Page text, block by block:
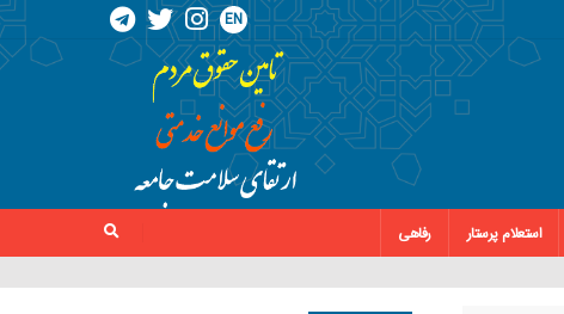
EN
استعلام پرستار
رفاهی